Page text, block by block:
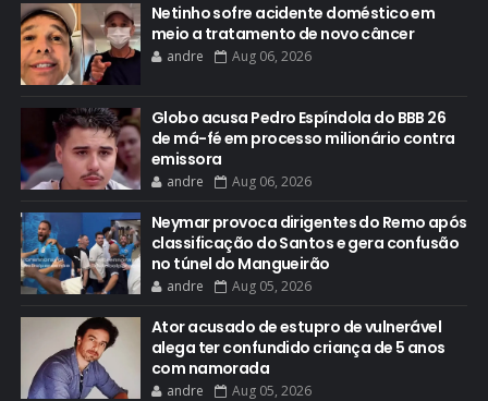
Netinho sofre acidente doméstico em
meio a tratamento de novo câncer
andre Aug 06, 2026
Globo acusa Pedro Espíndola do BBB 26
de má-fé em processo milionário contra
emissora
andre Aug 06, 2026
Neymar provoca dirigentes do Remo após
classificação do Santos e gera confusão
no túnel do Mangueirão
andre Aug 05, 2026
Ator acusado de estupro de vulnerável
alega ter confundido criança de 5 anos
com namorada
andre Aug 05, 2026